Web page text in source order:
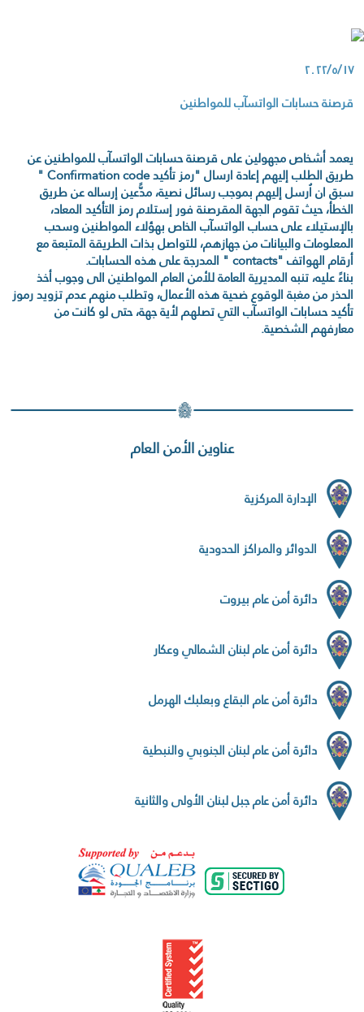
٢٠٢٢/٥/١٧
قرصنة حسابات الواتسآب للمواطنين
يعمد أشخاص مجهولين على قرصنة حسابات الواتسآب للمواطنين عن
طريق الطلب إليهم إعادة ارسال "رمز تأكيد Confirmation code "
سبق ان اُرسل إليهم بموجب رسائل نصية، مدًّعين إرساله عن طريق
الخطأ، حيث تقوم الجهة المقرصنة فور إستلام رمز التأكيد المعاد،
بالإستيلاء على حساب الواتسآب الخاص بهؤلاء المواطنين وسحب
المعلومات والبيانات من جهازهم، للتواصل بذات الطريقة المتبعة مع
أرقام الهواتف "contacts " المدرجة على هذه الحسابات.
بناءً عليه، تنبه المديرية العامة للأمن العام المواطنين الى وجوب أخذ
الحذر من مغبة الوقوع ضحية هذه الأعمال، وتطلب منهم عدم تزويد رموز
تأكيد حسابات الواتسآب التي تصلهم لأية جهة، حتى لو كانت من
معارفهم الشخصية.
عناوين الأمن العام
الإدارة المركزية
الدوائر والمراكز الحدودية
دائرة أمن عام بيروت
دائرة أمن عام لبنان الشمالي وعكار
دائرة أمن عام البقاع وبعلبك الهرمل
دائرة أمن عام لبنان الجنوبي والنبطية
دائرة أمن عام جبل لبنان الأولى والثانية